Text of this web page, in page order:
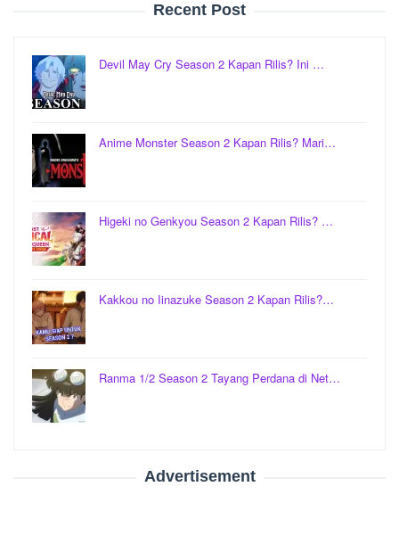
Recent Post
Devil May Cry Season 2 Kapan Rilis? Ini …
Anime Monster Season 2 Kapan Rilis? Mari…
Higeki no Genkyou Season 2 Kapan Rilis? …
Kakkou no Iinazuke Season 2 Kapan Rilis?…
Ranma 1/2 Season 2 Tayang Perdana di Net…
Advertisement